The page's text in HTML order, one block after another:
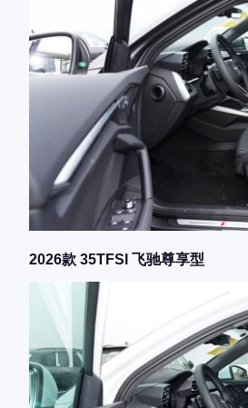
2026款 35TFSI 飞驰尊享型